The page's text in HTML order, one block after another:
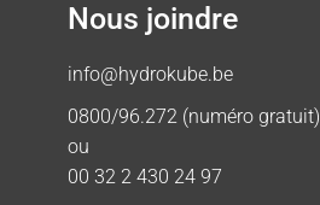
Nous joindre
info@hydrokube.be
0800/96.272 (numéro gratuit)
ou
00 32 2 430 24 97